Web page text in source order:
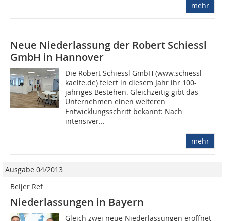
mehr
Neue Niederlassung der Robert Schiessl
GmbH in Hannover
Die Robert Schiessl GmbH (www.schiessl-
kaelte.de) feiert in diesem Jahr ihr 100-
jähriges Bestehen. Gleichzeitig gibt das
Unternehmen einen weiteren
Entwicklungsschritt bekannt: Nach
intensiver...
mehr
Ausgabe 04/2013
Beijer Ref
Niederlassungen in Bayern
Gleich zwei neue Niederlassungen eröffnet